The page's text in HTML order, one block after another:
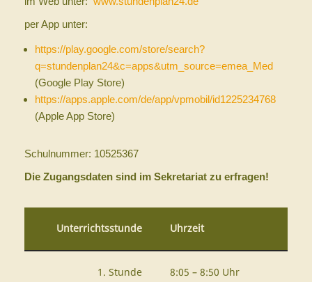
per App unter:
https://play.google.com/store/search?
q=stundenplan24&c=apps&utm_source=emea_Med
(Google Play Store)
https://apps.apple.com/de/app/vpmobil/id1225234768
(Apple App Store)
Schulnummer: 10525367
Die Zugangsdaten sind im Sekretariat zu erfragen!
Unterrichtsstunde Uhrzeit
1. Stunde 8:05 – 8:50 Uhr